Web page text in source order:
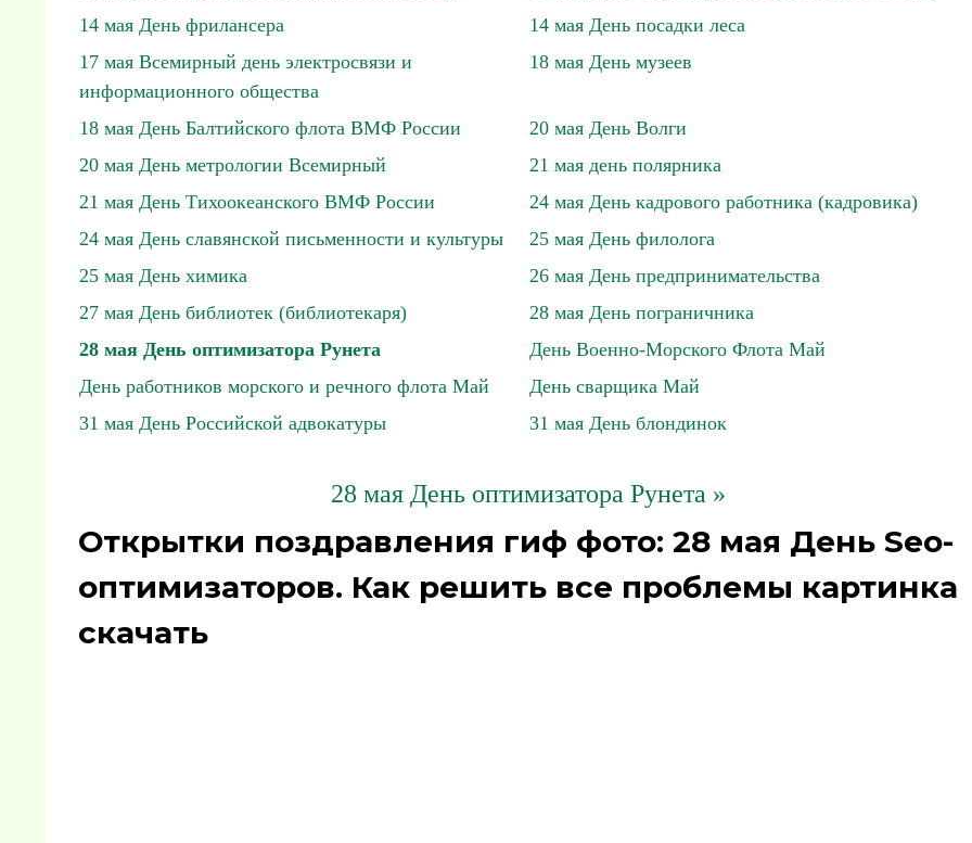
14 мая День фрилансера
14 мая День посадки леса
17 мая Всемирный день электросвязи и
информационного общества
18 мая День музеев
18 мая День Балтийского флота ВМФ России
20 мая День Волги
20 мая День метрологии Всемирный
21 мая день полярника
21 мая День Тихоокеанского ВМФ России
24 мая День кадрового работника (кадровика)
24 мая День славянской письменности и культуры
25 мая День филолога
25 мая День химика
26 мая День предпринимательства
27 мая День библиотек (библиотекаря)
28 мая День пограничника
28 мая День оптимизатора Рунета
День Военно-Морского Флота Май
День работников морского и речного флота Май
День сварщика Май
31 мая День Российской адвокатуры
31 мая День блондинок
28 мая День оптимизатора Рунета »
Открытки поздравления гиф фото: 28 мая День Seo-
оптимизаторов. Как решить все проблемы картинка
скачать